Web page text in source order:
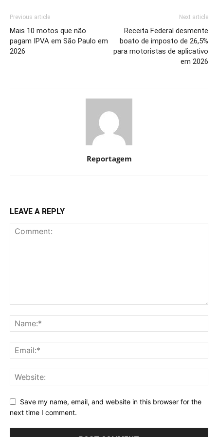
Previous article
Mais 10 motos que não
pagam IPVA em São Paulo em
2026
Next article
Receita Federal desmente
boato de imposto de 26,5%
para motoristas de aplicativo
em 2026
Reportagem
LEAVE A REPLY
Save my name, email, and website in this browser for the
next time I comment.